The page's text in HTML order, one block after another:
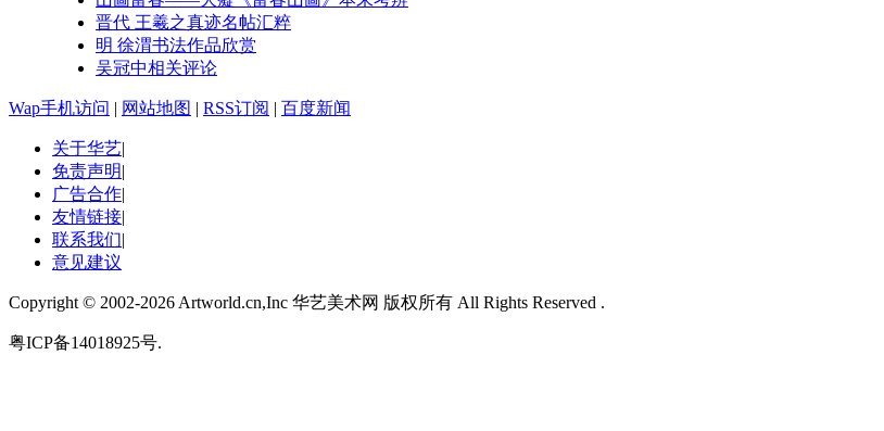
晋代 王羲之真迹名帖汇粹
明 徐渭书法作品欣赏
吴冠中相关评论
Wap手机访问 | 网站地图 | RSS订阅 | 百度新闻
关于华艺|
免责声明|
广告合作|
友情链接|
联系我们|
意见建议
Copyright © 2002-2026 Artworld.cn,Inc 华艺美术网 版权所有 All Rights Reserved .
粤ICP备14018925号.